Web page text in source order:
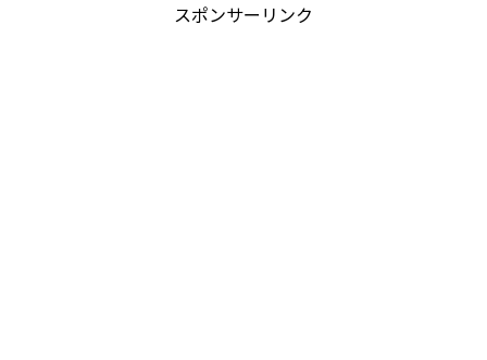
スポンサーリンク